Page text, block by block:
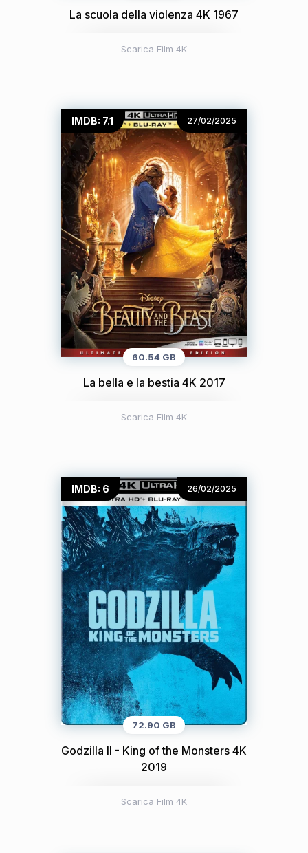
La scuola della violenza 4K 1967
Scarica Film 4K
IMDB: 7.1 27/02/2025
60.54 GB
La bella e la bestia 4K 2017
Scarica Film 4K
IMDB: 6 26/02/2025
72.90 GB
Godzilla II - King of the Monsters 4K
2019
Scarica Film 4K